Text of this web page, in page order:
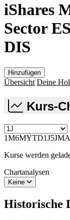
iShares
Sector
DIS
Hinzufügen
Übersicht Deine
Kurs-
1M6MYTD1J5J
Kurse werden
Chartanalysen
Keine
Historische